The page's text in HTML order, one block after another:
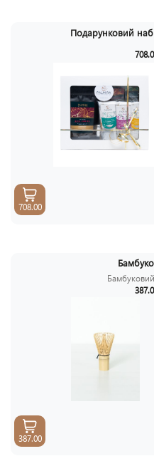
Подарунковий
708.00
387.00